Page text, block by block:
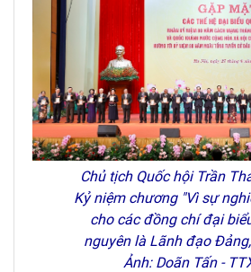
Chủ tịch Quốc hội Trần
Kỷ niệm chương "Vì sự
cho các đồng chí đại
nguyên là Lãnh đạo
Ảnh: Doãn Tấn -